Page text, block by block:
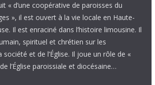
« d’une coopérative de paroisses du
», il est ouvert à la vie locale en Haute-
Il est enraciné dans l’histoire limousine. Il
spirituel et chrétien sur les
société et de l’Église. Il joue un rôle de «
l’Église paroissiale et diocésaine…